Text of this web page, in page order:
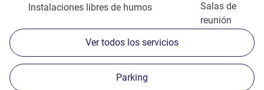
Salas de
reunión
Instalaciones libres de humos
Ver todos los servicios
Parking